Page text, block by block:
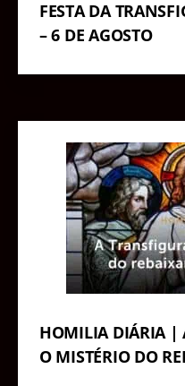
FESTA DA
– 6 DE AGOSTO
HOMILIA DIÁRIA |
O MISTÉRIO DO